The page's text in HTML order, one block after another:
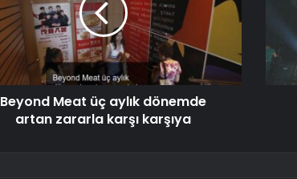
Beyond Meat üç aylık dönemde
artan zararla karşı karşıya